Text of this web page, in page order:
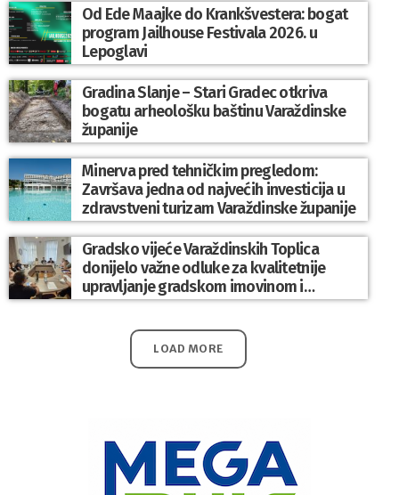
Od Ede Maajke do Krankšvestera: bogat
program Jailhouse Festivala 2026. u
Lepoglavi
Gradina Slanje – Stari Gradec otkriva
bogatu arheološku baštinu Varaždinske
županije
Minerva pred tehničkim pregledom:
Završava jedna od najvećih investicija u
zdravstveni turizam Varaždinske županije
Gradsko vijeće Varaždinskih Toplica
donijelo važne odluke za kvalitetnije
upravljanje gradskom imovinom i
komunalnim sustavom
LOAD MORE